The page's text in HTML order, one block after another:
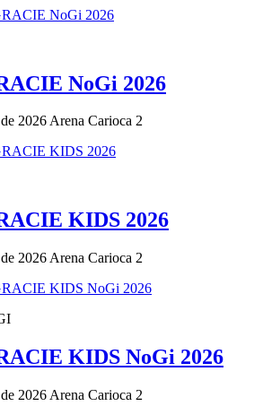
NoGi 2026
2026Arena Carioca 2
KIDS 2026
2026 Arena Carioca 2
KIDS NoGi 2026
2026 Arena Carioca 2